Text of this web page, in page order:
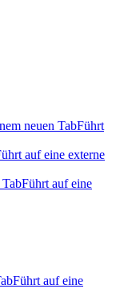
neuen TabFührt
auf eine externe
Führt auf eine
Führt auf eine